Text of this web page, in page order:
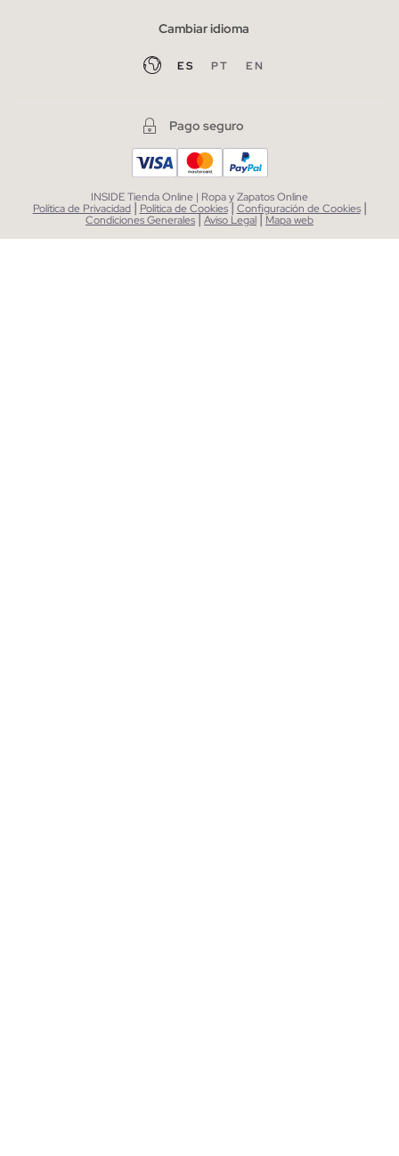
Cambiar idioma
ES PT EN
Pago seguro
INSIDE Tienda Online | Ropa y Zapatos Online
Política de Privacidad | Política de Cookies| Configuración de Cookies |
Condiciones Generales|Aviso Legal| Mapa web